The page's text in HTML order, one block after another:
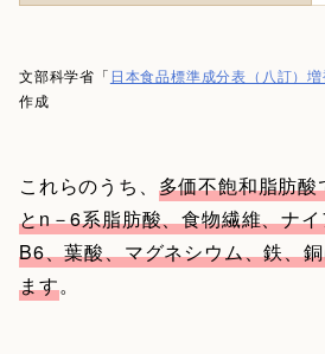
文部科学省「 日本食品標準成分表（八訂）
作成
これらのうち、 多価不飽和脂肪
とn－6系脂肪酸、食物繊維、ナ
B6、葉酸、マグネシウム、鉄、
ます。